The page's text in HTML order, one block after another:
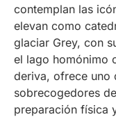
contemplan las
elevan como
glaciar Grey, con
el lago homónimo
deriva, ofrece uno
sobrecogedores
preparación física